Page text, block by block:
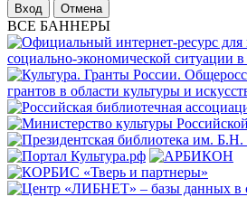
Отмена
ВСЕ БАННЕРЫ